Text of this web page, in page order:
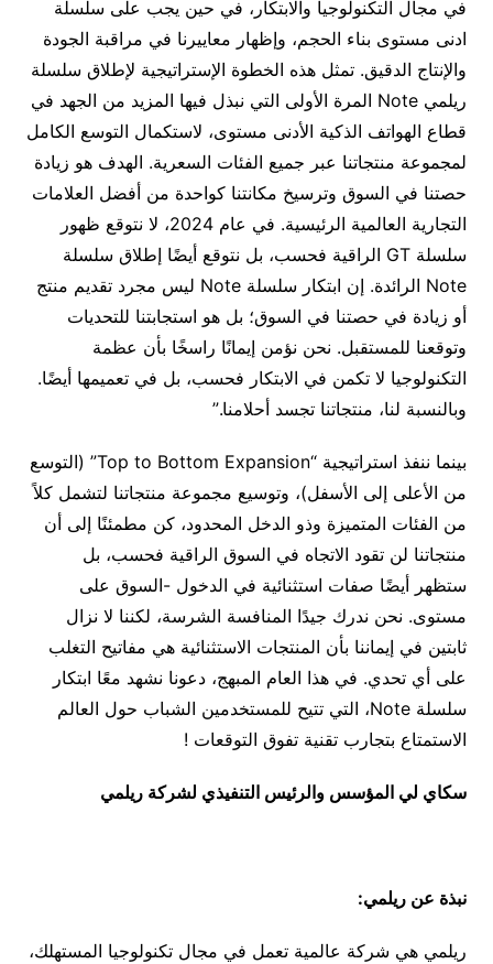
في مجال التكنولوجيا والابتكار، في حين يجب على سلسلة
ادنى مستوى بناء الحجم، وإظهار معاييرنا في مراقبة الجودة
والإنتاج الدقيق. تمثل هذه الخطوة الإستراتيجية لإطلاق سلسلة
ريلمي Note المرة الأولى التي نبذل فيها المزيد من الجهد في
قطاع الهواتف الذكية الأدنى مستوى، لاستكمال التوسع الكامل
لمجموعة منتجاتنا عبر جميع الفئات السعرية. الهدف هو زيادة
حصتنا في السوق وترسيخ مكانتنا كواحدة من أفضل العلامات
التجارية العالمية الرئيسية. في عام 2024، لا نتوقع ظهور
سلسلة GT الراقية فحسب، بل نتوقع أيضًا إطلاق سلسلة
Note الرائدة. إن ابتكار سلسلة Note ليس مجرد تقديم منتج
أو زيادة في حصتنا في السوق؛ بل هو استجابتنا للتحديات
وتوقعنا للمستقبل. نحن نؤمن إيمانًا راسخًا بأن عظمة
التكنولوجيا لا تكمن في الابتكار فحسب، بل في تعميمها أيضًا.
وبالنسبة لنا، منتجاتنا تجسد أحلامنا.”
بينما ننفذ استراتيجية “Top to Bottom Expansion” (التوسع
من الأعلى إلى الأسفل)، وتوسيع مجموعة منتجاتنا لتشمل كلاً
من الفئات المتميزة وذو الدخل المحدود، كن مطمئنًا إلى أن
منتجاتنا لن تقود الاتجاه في السوق الراقية فحسب، بل
ستظهر أيضًا صفات استثنائية في الدخول -السوق على
مستوى. نحن ندرك جيدًا المنافسة الشرسة، لكننا لا نزال
ثابتين في إيماننا بأن المنتجات الاستثنائية هي مفاتيح التغلب
على أي تحدي. في هذا العام المبهج، دعونا نشهد معًا ابتكار
سلسلة Note، التي تتيح للمستخدمين الشباب حول العالم
الاستمتاع بتجارب تقنية تفوق التوقعات !
سكاي لي المؤسس والرئيس التنفيذي لشركة ريلمي
نبذة عن ريلمي:
ريلمي هي شركة عالمية تعمل في مجال تكنولوجيا المستهلك،